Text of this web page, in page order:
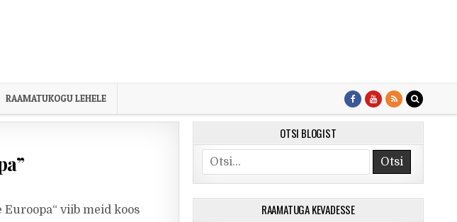
RAAMATUKOGU LEHELE
viib meid koos
OTSI BLOGIST
Search for:
RAAMATUGA KEVADESSE